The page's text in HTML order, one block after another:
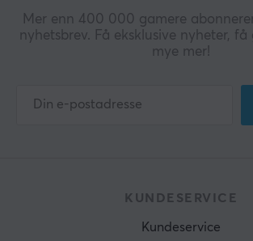
Mer enn 400 000 gamere
nyhetsbrev. Få eksklusive nyheter,
mye mer!
KUNDESERVICE
Kundeservice